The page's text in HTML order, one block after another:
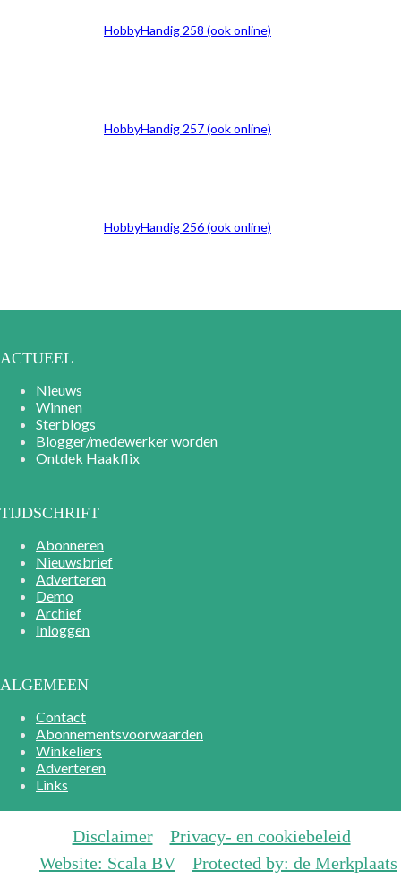
HobbyHandig 258 (ook online)
HobbyHandig 257 (ook online)
HobbyHandig 256 (ook online)
ACTUEEL
Nieuws
Winnen
Sterblogs
Blogger/medewerker worden
Ontdek Haakflix
TIJDSCHRIFT
Abonneren
Nieuwsbrief
Adverteren
Demo
Archief
Inloggen
ALGEMEEN
Contact
Abonnementsvoorwaarden
Winkeliers
Adverteren
Links
Disclaimer
Privacy- en cookiebeleid
Website: Scala BV
Protected by: de Merkplaats